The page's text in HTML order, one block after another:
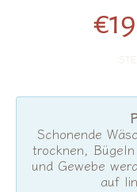
Schonende
trocknen,
und Gewebe
auf